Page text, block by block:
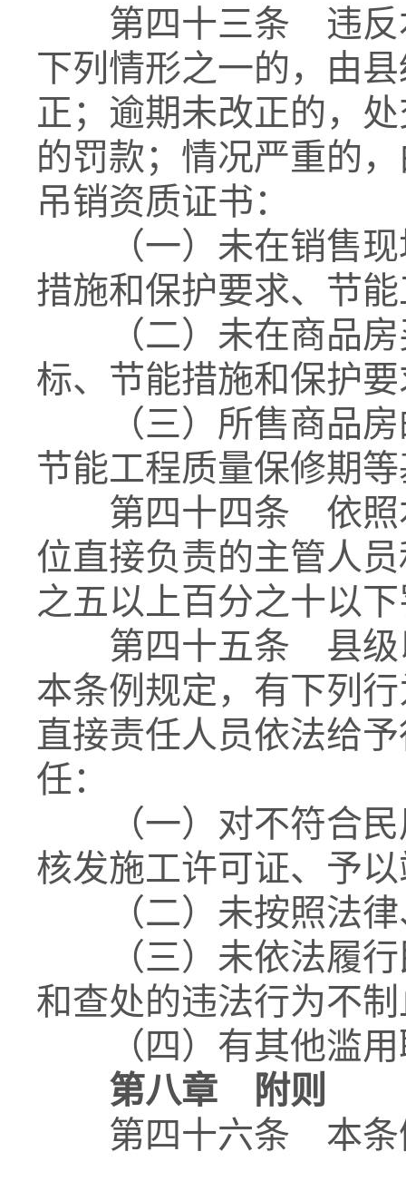
第四十三条 违反本
下列情形之一的，由
正；逾期未改正的，
的罚款；情况严重的
吊销资质证书：
（一）未在销售现
措施和保护要求、节
（二）未在商品房
标、节能措施和保护
（三）所售商品房
节能工程质量保修期
第四十四条 依照本
位直接负责的主管人
之五以上百分之十以
第四十五条 县级以
本条例规定，有下列
直接责任人员依法给
任：
（一）对不符合民
核发施工许可证、予
（二）未按照法律
（三）未依法履行
和查处的违法行为不
（四）有其他滥用
第八章 附则
第四十六条 本条例